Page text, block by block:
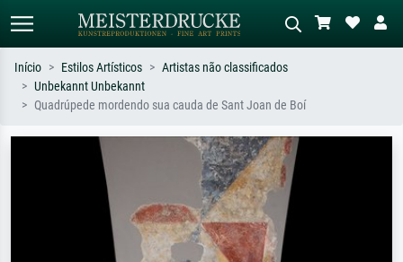
Pesquisa padrão Pesquisa de imagens IA
ex: Monet, Noite Estrelada,
impressionismo, onda de Hokusai, nu.
abstrato com muito vermelho, pintura
a óleo escura, nu em pé ao lado de
uma árvore.
Início Estilos Artísticos
Artistas não classificados
Unbekannt Unbekannt
Quadrúpede mordendo sua cauda de Sant Joan de Boí